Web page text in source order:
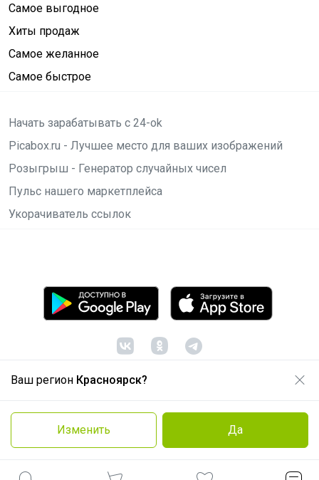
Ваш регион Красноярск?
Изменить Да
Самое выгодное
Хиты продаж
Самое желанное
Самое быстрое
Начать зарабатывать с 24-ok
Picabox.ru - Лучшее место для ваших изображений
Розыгрыш - Генератор случайных чисел
Пульс нашего маркетплейса
Укорачиватель ссылок
© ООО "Лявита", ОГРН 1122468054070, 2012 -2026
Политика конфиденциальности
Cоглашение пользователя